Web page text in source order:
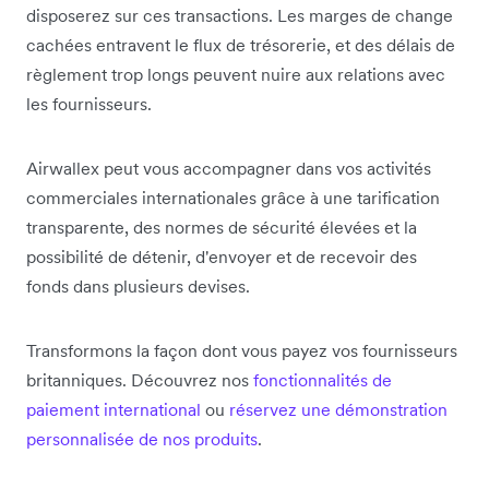
disposerez sur ces transactions. Les marges de change
cachées entravent le flux de trésorerie, et des délais de
règlement trop longs peuvent nuire aux relations avec
les fournisseurs.
Airwallex peut vous accompagner dans vos activités
commerciales internationales grâce à une tarification
transparente, des normes de sécurité élevées et la
possibilité de détenir, d'envoyer et de recevoir des
fonds dans plusieurs devises.
Transformons la façon dont vous payez vos fournisseurs
britanniques. Découvrez nos fonctionnalités de
paiement international ou réservez une démonstration
personnalisée de nos produits.